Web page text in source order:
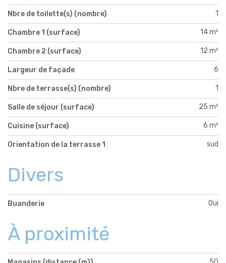
Nbre de toilette(s) (nombre) 1
Chambre 1 (surface) 14 m²
Chambre 2 (surface) 12 m²
Largeur de façade 6
Nbre de terrasse(s) (nombre) 1
Salle de séjour (surface) 25 m²
Cuisine (surface) 6 m²
Orientation de la terrasse 1 sud
Divers
Buanderie Oui
À proximité